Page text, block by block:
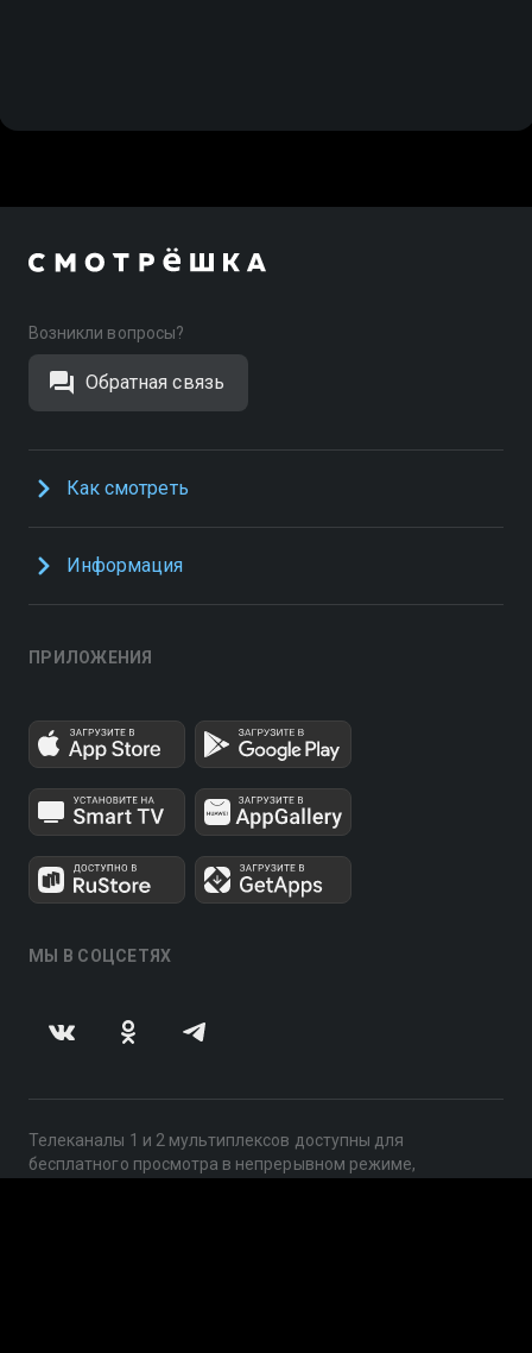
Возникли вопросы?
Обратная связь
Как смотреть
Информация
ПРИЛОЖЕНИЯ
МЫ В СОЦСЕТЯХ
Телеканалы 1 и 2 мультиплексов доступны для
бесплатного просмотра в непрерывном режиме,